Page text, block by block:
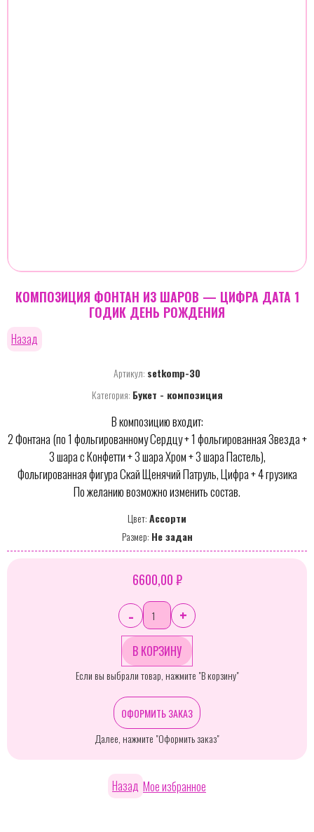
КОМПОЗИЦИЯ ФОНТАН ИЗ ШАРОВ — ЦИФРА ДАТА 1
ГОДИК ДЕНЬ РОЖДЕНИЯ
Назад
Артикул: setkomp-30
Категория: Букет - композиция
В композицию входит:
2 Фонтана (по 1 фольгированному Сердцу + 1 фольгированная Звезда +
3 шара с Конфетти + 3 шара Хром + 3 шара Пастель),
Фольгированная фигура Скай Щенячий Патруль, Цифра + 4 грузика
По желанию возможно изменить состав.
Цвет:Ассорти
Размер: Не задан
6600,00 ₽
- +
Если вы выбрали товар, нажмите "В корзину"
ОФОРМИТЬ ЗАКАЗ
Далее, нажмите "Оформить заказ"
Назад Мое избранное